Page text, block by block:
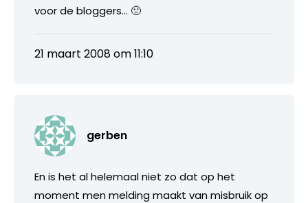
voor de bloggers… 🙁
21 maart 2008 om 11:10
gerben
En is het al helemaal niet zo dat op het
moment men melding maakt van misbruik op